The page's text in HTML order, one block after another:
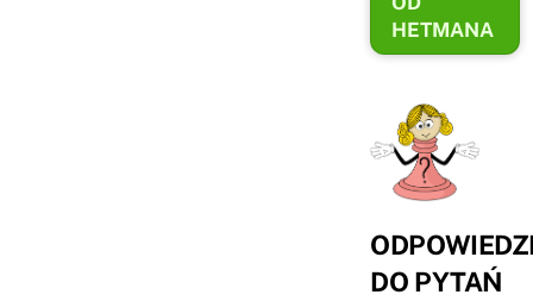
HETMANA
DO PYTAŃ